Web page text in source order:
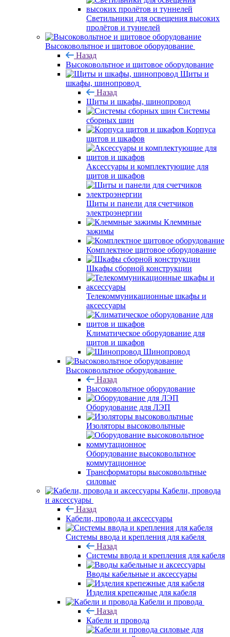
Светильники для освещения высоких
пролётов и туннелей
Высоковольтное и щитовое оборудование
Назад
Высоковольтное и щитовое оборудование
Щиты и
шкафы, шинопровод
Назад
Щиты и шкафы, шинопровод
Системы
сборных шин
Корпуса
щитов и шкафов
Аксессуары и комплектующие для
щитов и шкафов
Щиты и панели для счетчиков
электроэнергии
Клеммные
зажимы
Комплектное щитовое оборудование
Шкафы сборной конструкции
Телекоммуникационные шкафы и
аксессуары
Климатическое оборудование для
щитов и шкафов
Шинопровод
Высоковольтное оборудование
Назад
Высоковольтное оборудование
Оборудование для ЛЭП
Изоляторы высоковольтные
Оборудование высоковольтное
коммутационное
Трансформаторы высоковольтные
силовые
Кабели, провода
и аксессуары
Назад
Кабели, провода и аксессуары
Системы ввода и крепления для кабеля
Назад
Системы ввода и крепления для кабеля
Вводы кабельные и аксессуары
Изделия крепежные для кабеля
Кабели и провода
Назад
Кабели и провода